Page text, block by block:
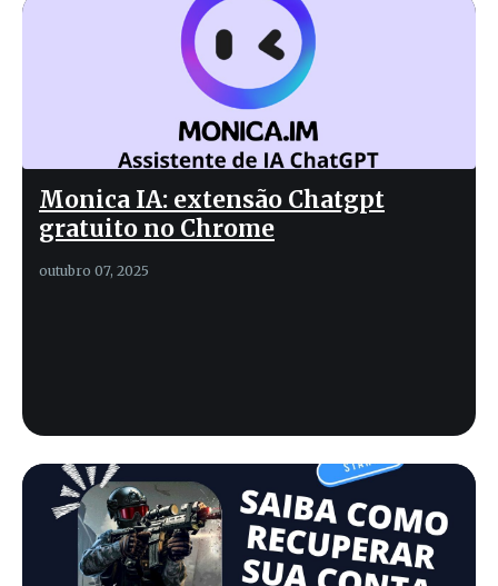
Monica IA: extensão Chatgpt
gratuito no Chrome
outubro 07, 2025